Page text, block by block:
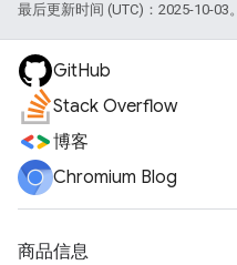
最后更新时间 (UTC)：2025-10-03。
GitHub
Stack Overflow
博客
Chromium Blog
商品信息